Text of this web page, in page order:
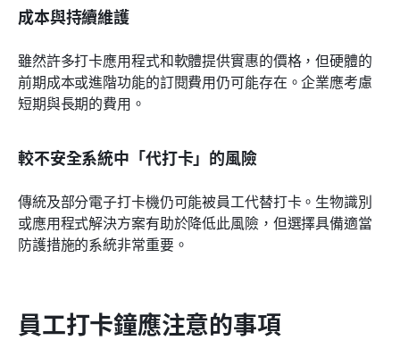
成本與持續維護
雖然許多打卡應用程式和軟體提供實惠的價格，但硬體的
前期成本或進階功能的訂閱費用仍可能存在。企業應考慮
短期與長期的費用。
較不安全系統中「代打卡」的風險
傳統及部分電子打卡機仍可能被員工代替打卡。生物識別
或應用程式解決方案有助於降低此風險，但選擇具備適當
防護措施的系統非常重要。
員工打卡鐘應注意的事項